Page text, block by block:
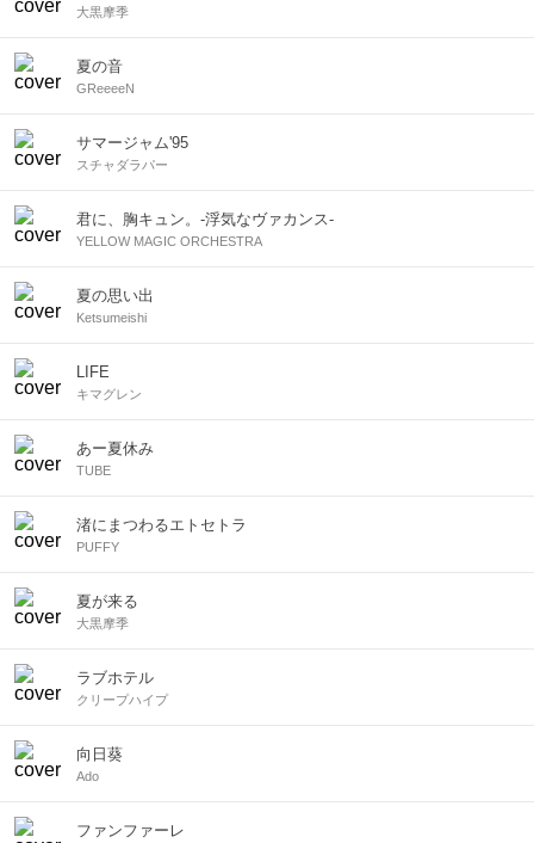
大黒摩季
夏の音
GReeeeN
サマージャム'95
スチャダラパー
君に、胸キュン。-浮気なヴァカンス-
YELLOW MAGIC ORCHESTRA
夏の思い出
Ketsumeishi
LIFE
キマグレン
あー夏休み
TUBE
渚にまつわるエトセトラ
PUFFY
夏が来る
大黒摩季
ラブホテル
クリープハイプ
向日葵
Ado
ファンファーレ